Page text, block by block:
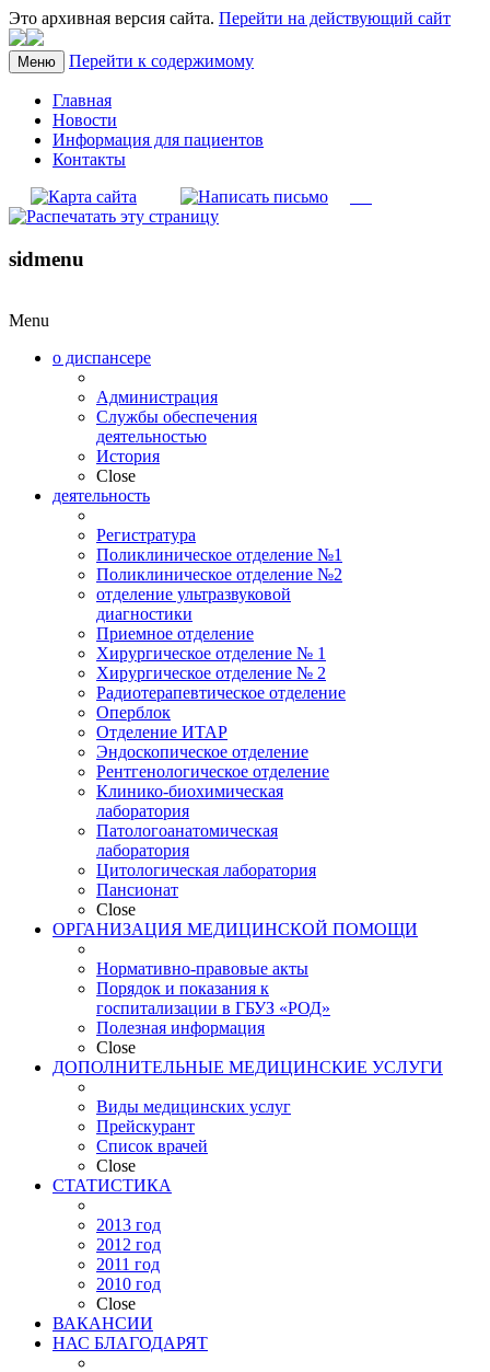
Это архивная версия сайта. Перейти на действующий сайт
Меню Перейти к содержимому
Главная
Новости
Информация для пациентов
Контакты
sidmenu
Menu
о диспансере
Администрация
Службы обеспечения
деятельностью
История
Close
деятельность
Регистратура
Поликлиническое отделение №1
Поликлиническое отделение №2
отделение ультразвуковой
диагностики
Приемное отделение
Хирургическое отделение № 1
Хирургическое отделение № 2
Радиотерапевтическое отделение
Оперблок
Отделение ИТАР
Эндоскопическое отделение
Рентгенологическое отделение
Клинико-биохимическая
лаборатория
Патологоанатомическая
лаборатория
Цитологическая лаборатория
Пансионат
Close
ОРГАНИЗАЦИЯ МЕДИЦИНСКОЙ ПОМОЩИ
Нормативно-правовые акты
Порядок и показания к
госпитализации в ГБУЗ «РОД»
Полезная информация
Close
ДОПОЛНИТЕЛЬНЫЕ МЕДИЦИНСКИЕ УСЛУГИ
Виды медицинских услуг
Прейскурант
Список врачей
Close
СТАТИСТИКА
2013 год
2012 год
2011 год
2010 год
Close
ВАКАНСИИ
НАС БЛАГОДАРЯТ